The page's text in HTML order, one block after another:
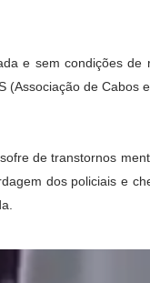
e sem condições de
(Associação de Cabos
de transtornos
dos policiais e